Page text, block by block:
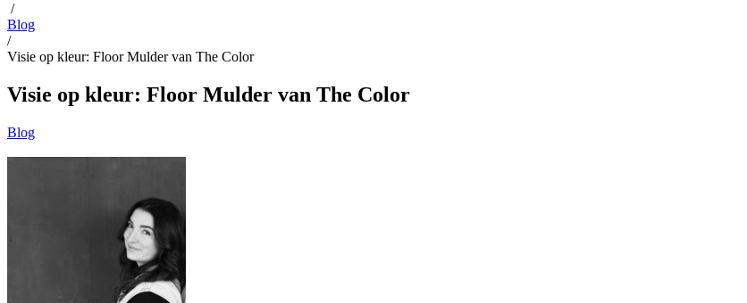
/
Blog
/
Visie op kleur: Floor Mulder van The Color
Visie op kleur: Floor Mulder van The Color
Blog